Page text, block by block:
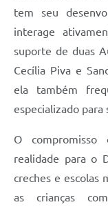
tem seu
interage
suporte de duas
Cecília Piva e
ela também
especializado para
O
realidade para o
creches e escolas
as crianças